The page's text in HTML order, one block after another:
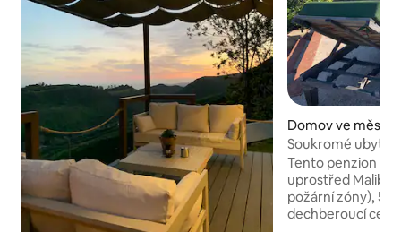
Domov ve městě
Soukromé
výhledem na
Tento penzion s 1
uprostřed Malibu
požární zóny), 5
dechberoucí